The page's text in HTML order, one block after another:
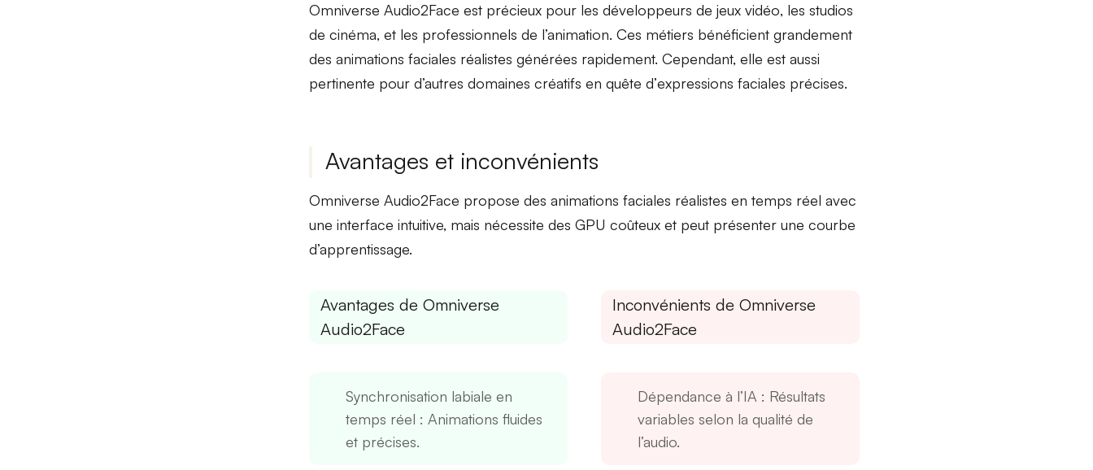
Omniverse Audio2Face est précieux pour les développeurs de jeux vidéo, les studios
de cinéma, et les professionnels de l’animation. Ces métiers bénéficient grandement
des animations faciales réalistes générées rapidement. Cependant, elle est aussi
pertinente pour d’autres domaines créatifs en quête d’expressions faciales précises.
Avantages et inconvénients
Omniverse Audio2Face propose des animations faciales réalistes en temps réel avec
une interface intuitive, mais nécessite des GPU coûteux et peut présenter une courbe
d’apprentissage.
Avantages de Omniverse
Audio2Face
Synchronisation labiale en
temps réel : Animations fluides
et précises.
Inconvénients de Omniverse
Audio2Face
Dépendance à l’IA : Résultats
variables selon la qualité de
l’audio.